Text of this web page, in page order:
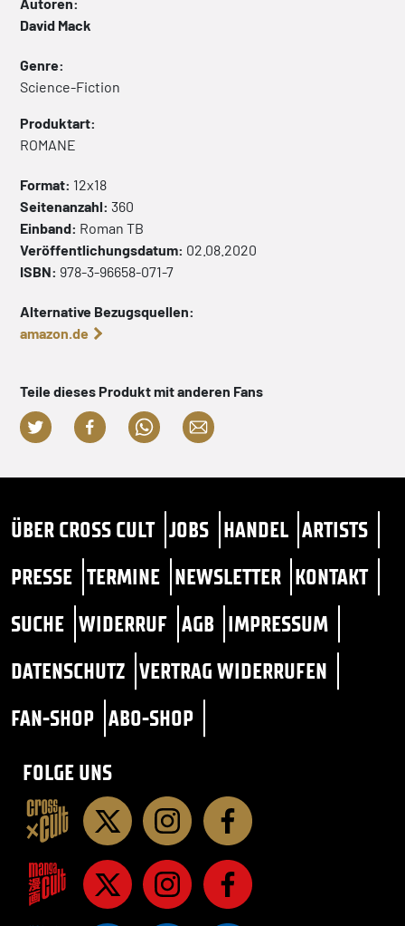
David Mack
Genre:
Science-Fiction
Produktart:
ROMANE
Format: 12x18
Seitenanzahl: 360
Einband: Roman TB
Veröffentlichungsdatum: 02.08.2020
ISBN: 978-3-96658-071-7
Alternative Bezugsquellen:
amazon.de
Teile dieses Produkt mit anderen Fans
ÜBER CROSS CULT JOBS HANDEL ARTISTS
PRESSE TERMINE NEWSLETTER KONTAKT
SUCHE WIDERRUF AGB IMPRESSUM
DATENSCHUTZ VERTRAG WIDERRUFEN
FAN-SHOP ABO-SHOP
FOLGE UNS